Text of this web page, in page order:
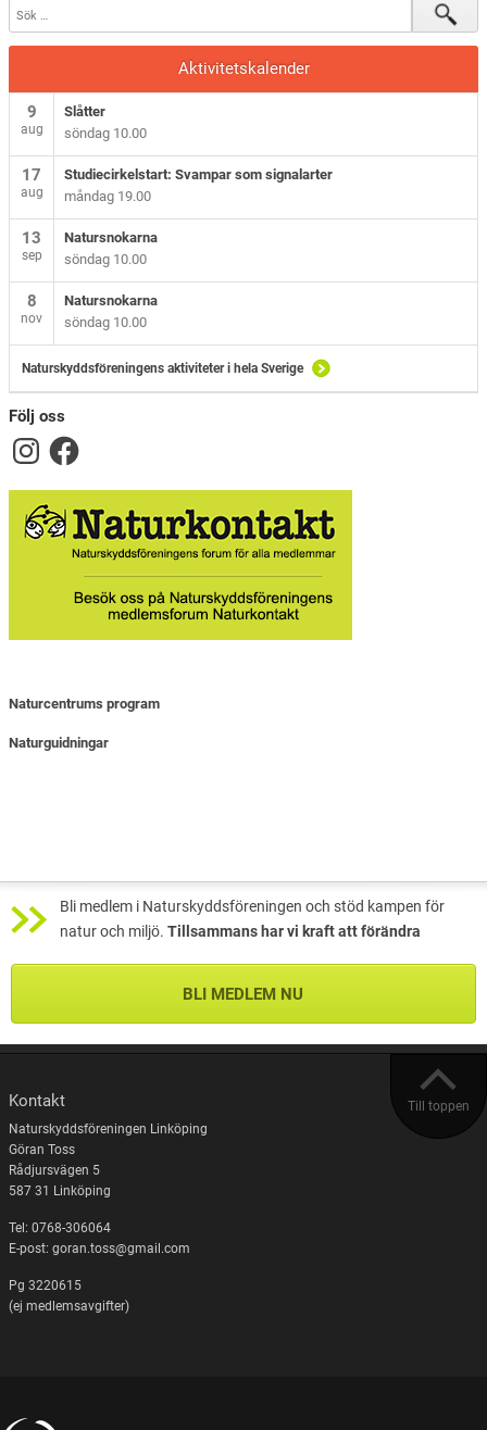
Aktivitetskalender
9
aug
Slåtter
söndag 10.00
17
aug
Studiecirkelstart: Svampar som signalarter
måndag 19.00
13
sep
Natursnokarna
söndag 10.00
8
nov
Natursnokarna
söndag 10.00
Naturskyddsföreningens aktiviteter i hela Sverige
Följ oss
Naturcentrums program
Naturguidningar
Bli medlem i Naturskyddsföreningen och stöd kampen för
natur och miljö. Tillsammans har vi kraft att förändra
BLI MEDLEM NU
Till toppen
Kontakt
Naturskyddsföreningen Linköping
Göran Toss
Rådjursvägen 5
587 31 Linköping
Tel: 0768-306064
E-post: goran.toss@gmail.com
Pg 3220615
(ej medlemsavgifter)